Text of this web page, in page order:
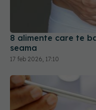
8 alimente care te